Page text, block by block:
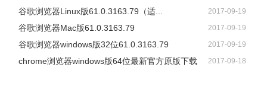
谷歌浏览器Linux版61.0.3163.79（适... 2017-09-19
谷歌浏览器Mac版61.0.3163.79 2017-09-19
谷歌浏览器windows版32位61.0.3163.79 2017-09-19
chrome浏览器windows版64位最新官方原版下载 2017-09-18